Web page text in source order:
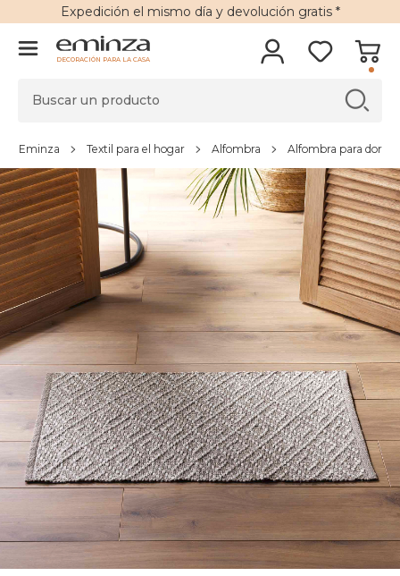
Expedición el mismo día y devolución gratis*
DECORACIÓN PARA LA CASA
Eminza Textil para el hogar Alfombra Alfombra para